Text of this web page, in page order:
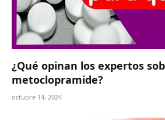
¿Qué opinan los expertos
metoclopramide?
octubre 14, 2024